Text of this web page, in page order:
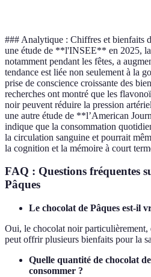
### Analytique : Chiffres et bienfaits
une étude de **l'INSEE** en 2025,
notamment pendant les fêtes, a
tendance est liée non seulement à la
prise de conscience croissante des
recherches ont montré que les
noir peuvent réduire la pression
une autre étude de **l’American
indique que la consommation
la circulation sanguine et pourrait
la cognition et la mémoire à court
FAQ : Questions fréquentes
Pâques
Le chocolat de Pâques est-il
Oui, le chocolat noir particulièrement,
peut offrir plusieurs bienfaits pour la
Quelle quantité de chocolat
consommer ?